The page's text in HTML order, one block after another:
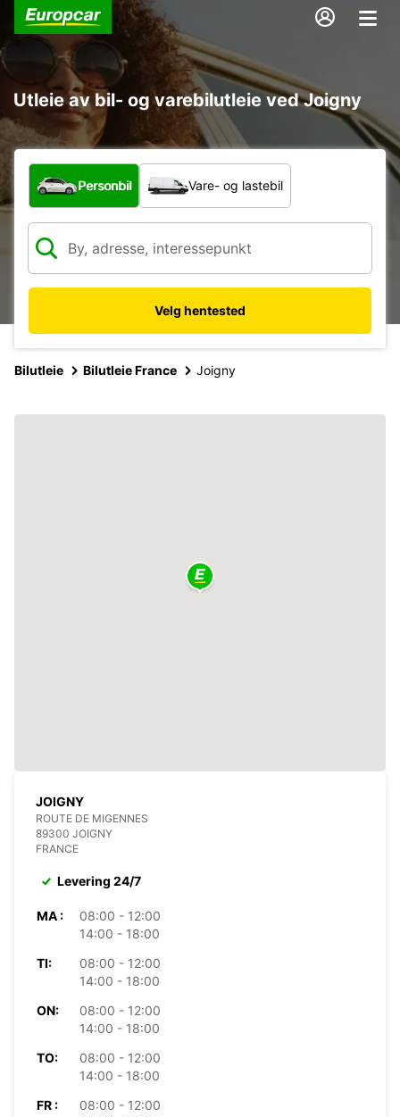
Utleie av bil- og varebilutleie ved Joigny
Hvilken type bil?
Personbil Vare- og lastebil
Velg hentested
Bilutleie Bilutleie France Joigny
JOIGNY
ROUTE DE MIGENNES
89300 JOIGNY
FRANCE
Levering 24/7
MA :
08:00 - 12:00
14:00 - 18:00
TI:
08:00 - 12:00
14:00 - 18:00
ON:
08:00 - 12:00
14:00 - 18:00
TO:
08:00 - 12:00
14:00 - 18:00
FR :
08:00 - 12:00